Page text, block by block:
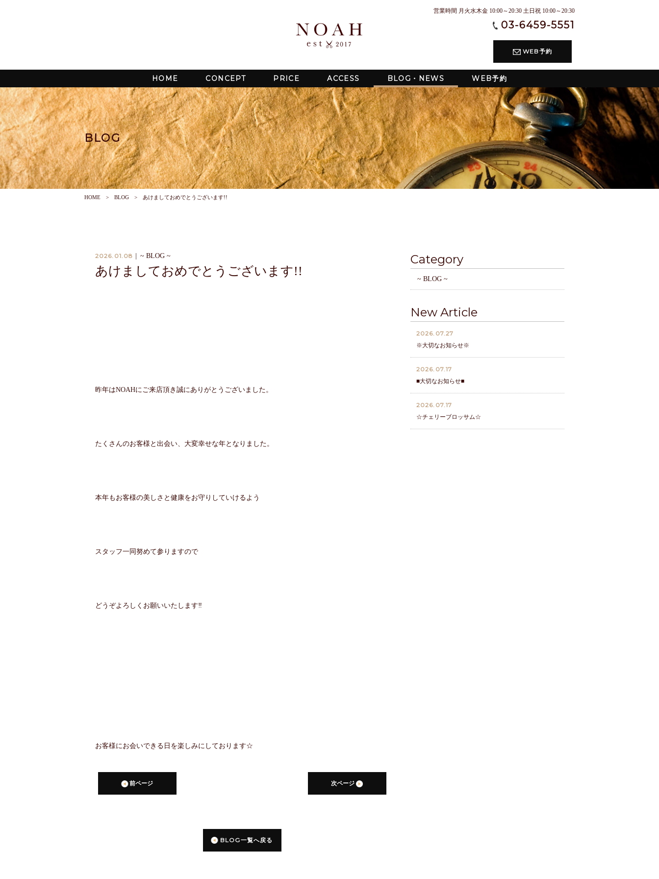
営業時間 月火水木金 10:00～20:30 土日祝 10:00～20:30
03-6459-5551
WEB予約
HOME CONCEPT PRICE ACCESS BLOG・NEWS WEB予約
BLOG
HOME BLOG あけましておめでとうございます!!
2026.01.08 ~ BLOG ~
あけましておめでとうございます!!
昨年はNOAHにご来店頂き誠にありがとうございました。
たくさんのお客様と出会い、大変幸せな年となりました。
本年もお客様の美しさと健康をお守りしていけるよう
スタッフ一同努めて参りますので
どうぞよろしくお願いいたします‼
お客様にお会いできる日を楽しみにしております☆
前ページ 次ページ
BLOG一覧へ戻る
Category
~ BLOG ~
New Article
2026.07.27
※大切なお知らせ※
2026.07.17
■大切なお知らせ■
2026.07.17
☆チェリーブロッサム☆